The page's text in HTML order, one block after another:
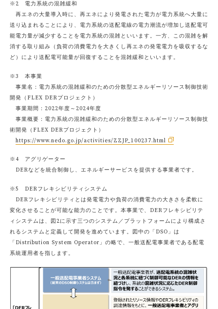
※2 電力系統の混雑緩和
再エネの大量導入時に、再エネにより発電された電力が電力系統へ大量に
送り込まれることにより、電力系統の送配電線の電力潮流が増加し送配電可
能電力量が減少することを電力系統の混雑といいます。一方、この混雑を解
消する取り組み（負荷の消費電力を大きくし再エネの発電電力を吸収するな
ど）により送配電可能量が回復することを混雑緩和といいます。
※3 本事業
事業名：電力系統の混雑緩和のための分散型エネルギーリソース制御技術
開発（FLEX DERプロジェクト）
事業期間：2022年度～2024年度
事業概要：電力系統の混雑緩和のための分散型エネルギーリソース制御技
術開発（FLEX DERプロジェクト）
https://www.nedo.go.jp/activities/ZZJP_100237.html
※4 アグリゲーター
DERなどを統合制御し、エネルギーサービスを提供する事業者です。
※5 DERフレキシビリティシステム
DERフレキシビリティとは発電電力や負荷の消費電力の大きさを柔軟に
変化させることが可能な能力のことです。本事業で、DERフレキシビリテ
ィシステムは、図2に示す三つのシステム／プラットフォームにより構成さ
れるシステムと定義して開発を進めています。図中の「DSO」は
「Distribution System Operator」の略で、一般送配電事業者である配電
系統運用者を指します。